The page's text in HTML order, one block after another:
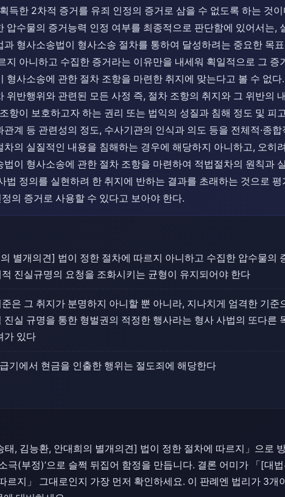
득한 2차적 증거를 유죄 인정의 증거로 삼을 수 없도록 하는 것
압수물의 증거능력 인정 여부를 최종적으로 판단함에 있어서는,
형사소송법이 형사소송 절차를 통하여 달성하려는 중요한 목
지 아니하고 수집한 증거라는 이유만을 내세워 획일적으로 그 증
형사소송에 관한 절차 조항을 마련한 취지에 맞는다고 볼 수 없
위반행위와 관련된 모든 사정 즉, 절차 조항의 취지와 그 위반의
항이 보호하고자 하는 권리 또는 법익의 성질과 침해 정도 및 피
계 등 관련성의 정도, 수사기관의 인식과 의도 등을 전체적·종
의 실질적인 내용을 침해하는 경우에 해당하지 아니하고, 오히
이 형사소송에 관한 절차 조항을 마련하여 적법절차의 원칙과
법 정의를 실현하려 한 취지에 반하는 결과를 초래하는 것으로
의 증거로 사용할 수 있다고 보아야 한다.
별개의견] 법이 정한 절차에 따르지 아니하고 수집한 압수물의
진실규명의 요청을 조화시키는 균형이 유지되어야 한다
은 그 취지가 분명하지 아니할 뿐 아니라, 지나치게 엄격한 기준
실 규명을 통한 형벌권의 적정한 행사라는 형사 사법의 또다른
가 있다
기에서 현금을 인출한 행위는 절도죄에 해당한다
, 김능환, 안대희의 별개의견] 법이 정한 절차에 따르지」으로
극(부정)’으로 슬쩍 뒤집어 함정을 만듭니다. 결론 어미가 「[대
르지」 그대로인지 가장 먼저 확인하세요. 이 판례엔 법리가 3개